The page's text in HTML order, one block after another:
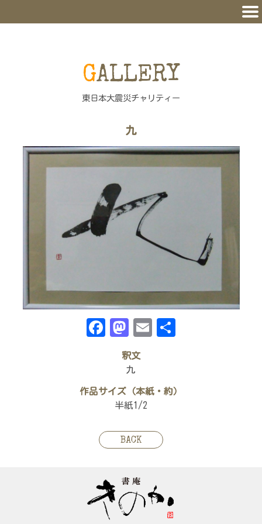
GALLERY
東日本大震災チャリティー
九
Facebook Mastodon Email
釈文
九
作品サイズ（本紙・約）
半紙1/2
BACK